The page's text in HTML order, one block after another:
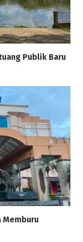
Publik Baru
Memburu